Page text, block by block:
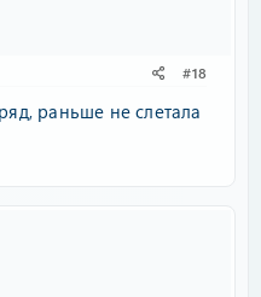
#18
раньше не слетала